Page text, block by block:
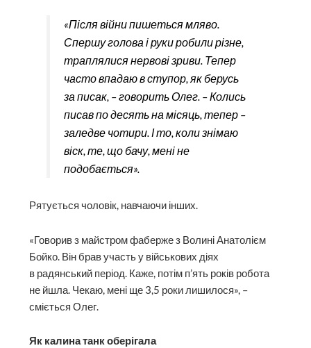
«Після війни пишеться мляво.
Спершу голова і руки робили різне,
траплялися нервові зриви. Тепер
часто впадаю в ступор, як берусь
за писак, – говорить Олег. – Колись
писав по десять на місяць, тепер –
заледве чотири. І то, коли знімаю
віск, те, що бачу, мені не
подобається».
Рятується чоловік, навчаючи інших.
«Говорив з майстром фаберже з Волині Анатолієм
Бойко. Він брав участь у військових діях
в радянський період. Каже, потім п’ять років робота
не йшла. Чекаю, мені ще 3,5 роки лишилося», –
сміється Олег.
Як калина танк оберігала